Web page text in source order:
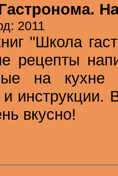
2011
"Школа
рецепты
на кухне
инструкции.
вкусно!